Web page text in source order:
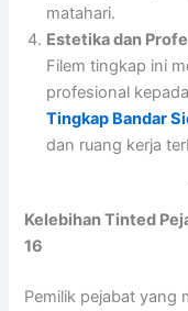
matahari.
Estetika dan
Filem tingkap ini
profesional
Tingkap Bandar
dan ruang kerja
Kelebihan Tinted
16
Pemilik pejabat yang